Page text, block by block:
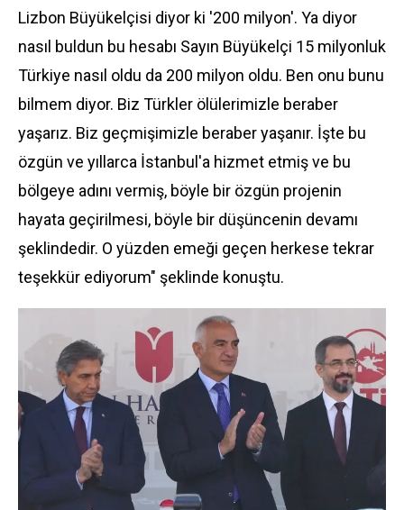
Lizbon Büyükelçisi diyor ki '200 milyon'. Ya diyor
nasıl buldun bu hesabı Sayın Büyükelçi 15 milyonluk
Türkiye nasıl oldu da 200 milyon oldu. Ben onu bunu
bilmem diyor. Biz Türkler ölülerimizle beraber
yaşarız. Biz geçmişimizle beraber yaşanır. İşte bu
özgün ve yıllarca İstanbul'a hizmet etmiş ve bu
bölgeye adını vermiş, böyle bir özgün projenin
hayata geçirilmesi, böyle bir düşüncenin devamı
şeklindedir. O yüzden emeği geçen herkese tekrar
teşekkür ediyorum" şeklinde konuştu.